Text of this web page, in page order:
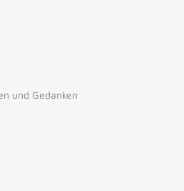
und Gedanken